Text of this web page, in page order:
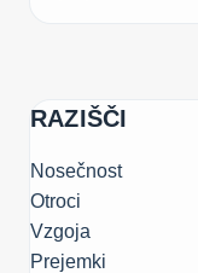
RAZIŠČI
Nosečnost
Otroci
Vzgoja
Prejemki